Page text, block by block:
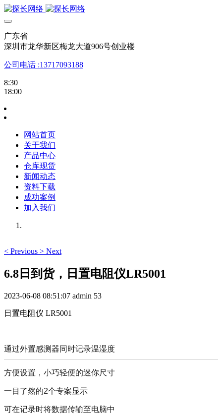
广东省
深圳市龙华新区梅龙大道906号创业楼
公司电话 :13717093188
8:30
18:00
网站首页
关于我们
产品中心
仓库现货
新闻动态
资料下载
成功案例
加入我们
< Previous > Next
6.8日到货，日置电阻仪LR5001
2023-06-08 08:51:07 admin 53
日置电阻仪 LR5001
通过外置感测器同时记录温湿度
方便设置，小巧轻便的迷你尺寸
一目了然的2个专案显示
可在记录时将数据传输至电脑中